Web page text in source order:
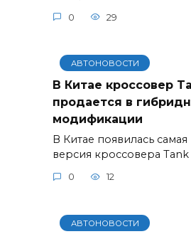
0 29
АВТОНОВОСТИ
В Китае кроссовер
продается в
модификации
В Китае появилась
версия кроссовера Tank
0 12
АВТОНОВОСТИ